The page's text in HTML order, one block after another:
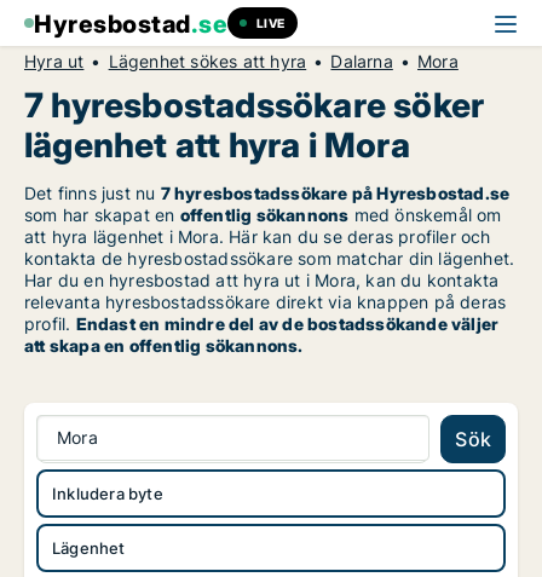
Hyresbostad.se LIVE
Hyra ut Lägenhet sökes att hyra Dalarna Mora
7 hyresbostadssökare söker
lägenhet att hyra i Mora
Det finns just nu 7 hyresbostadssökare på Hyresbostad.se
som har skapat en offentlig sökannons med önskemål om
att hyra lägenhet i Mora. Här kan du se deras profiler och
kontakta de hyresbostadssökare som matchar din lägenhet.
Har du en hyresbostad att hyra ut i Mora, kan du kontakta
relevanta hyresbostadssökare direkt via knappen på deras
profil. Endast en mindre del av de bostadssökande väljer
att skapa en offentlig sökannons.
Mora Sök
Lägenhet
Inkludera byte